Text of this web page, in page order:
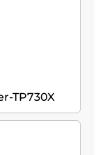
TP730X